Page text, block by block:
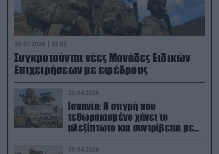
29.07.2026 | 22:02
Συγκροτούνται νέες Μονάδες Ειδικών
Επιχειρήσεων με εφέδρους
23.04.2026
Ισπανία: Η στιγμή που
τεθωρακισμένο χάνει το
αλεξίπτωτο και συντρίβεται με
ορμή στο έδαφος (βίντεο)
05.04.2026